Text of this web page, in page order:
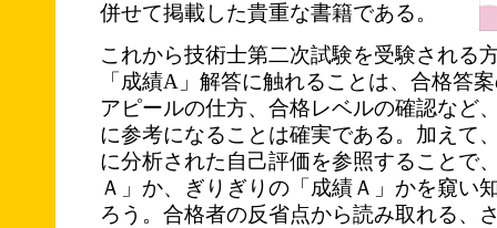
併せて掲載した貴重な書籍である。
これから技術士第二次試験を受験される
「成績A」解答に触れることは、合格答
アピールの仕方、合格レベルの確認など
に参考になることは確実である。加えて
に分析された自己評価を参照することで
Ａ」か、ぎりぎりの「成績Ａ」かを窺い
ろう。合格者の反省点から読み取れる、